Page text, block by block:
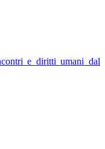
e diritti umani dal